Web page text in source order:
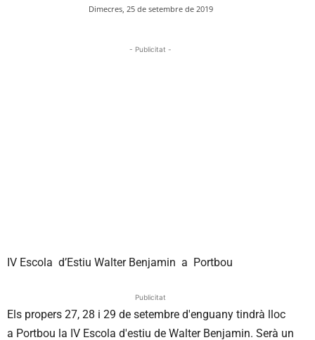
Dimecres, 25 de setembre de 2019
- Publicitat -
IV Escola d’Estiu Walter Benjamin a Portbou
Publicitat
Els propers 27, 28 i 29 de setembre d'enguany tindrà lloc
a Portbou la IV Escola d'estiu de Walter Benjamin. Serà un